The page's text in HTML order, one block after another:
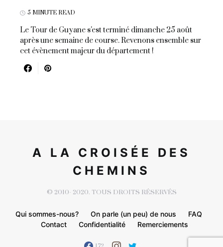
5 MINUTE READ
Le Tour de Guyane s'est terminé dimanche 25 août
après une semaine de course. Revenons ensemble sur
cet évènement majeur du département !
A LA CROISÉE DES
CHEMINS
© 2010- 2020. TOUS DROITS RÉSERVÉS
Qui sommes-nous? On parle (un peu) de nous
FAQ
Contact
Confidentialité Remerciements